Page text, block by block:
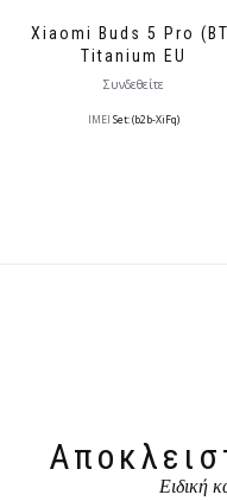
Xiaomi Buds 5 Pro
Titanium EU
Συνδεθείτε
IMEI Set: (b2b-XiFq)
Ειδική